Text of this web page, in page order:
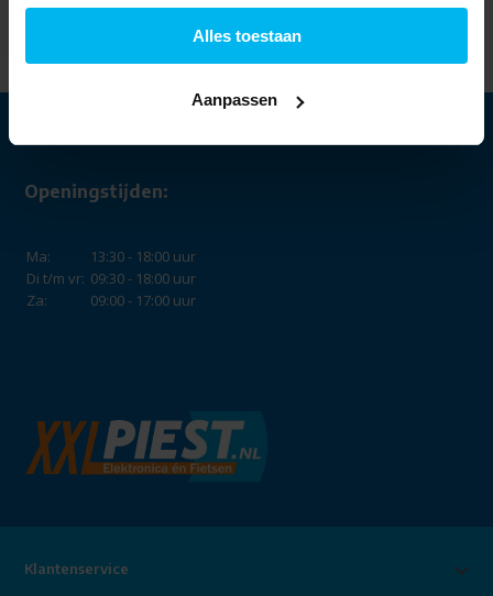
Alles toestaan
Aanpassen
Openingstijden:
Ma:
13:30 - 18:00 uur
Di t/m vr: 09:30 - 18:00 uur
Za:
09:00 - 17:00 uur
Klantenservice